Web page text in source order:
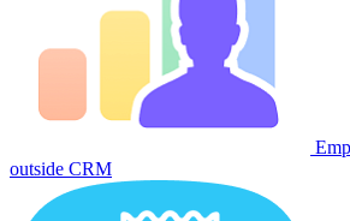
outside CRM